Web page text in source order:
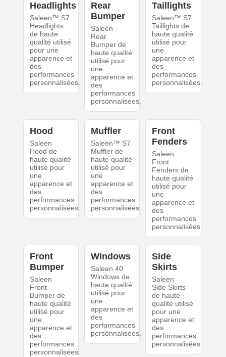
Headlights
Saleen™ S7
Headlights
de haute
qualité utilisé
pour une
apparence et
des
performances
personnalisées.
Rear
Bumper
Saleen
Rear
Bumper de
haute qualité
utilisé pour
une
apparence et
des
performances
personnalisées.
Taillights
Saleen™ S7
Taillights de
haute qualité
utilisé pour
une
apparence et
des
performances
personnalisées.
Hood
Saleen
Hood de
haute qualité
utilisé pour
une
apparence et
des
performances
personnalisées.
Muffler
Saleen™ S7
Muffler de
haute qualité
utilisé pour
une
apparence et
des
performances
personnalisées.
Front
Fenders
Saleen
Front
Fenders de
haute qualité
utilisé pour
une
apparence et
des
performances
personnalisées.
Front
Bumper
Saleen
Front
Bumper de
haute qualité
utilisé pour
une
apparence et
des
performances
personnalisées.
Windows
Saleen 40
Windows de
haute qualité
utilisé pour
une
apparence et
des
performances
personnalisées.
Side
Skirts
Saleen
Side Skirts
de haute
qualité utilisé
pour une
apparence et
des
performances
personnalisées.